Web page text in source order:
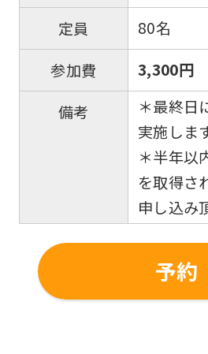
定員
80名
参加費
3,300円
備考
＊最終日
実施しま
＊半年以
を取得さ
申し込み
予約